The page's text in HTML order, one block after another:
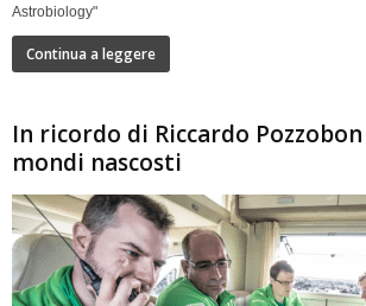
Astrobiology"
Continua a leggere
In ricordo di Riccardo
mondi nascosti